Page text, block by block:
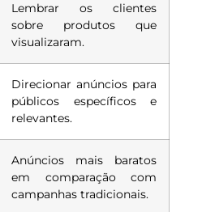
Lembrar os clientes
sobre produtos que
visualizaram.
Direcionar anúncios para
públicos específicos e
relevantes.
Anúncios mais baratos
em comparação com
campanhas tradicionais.